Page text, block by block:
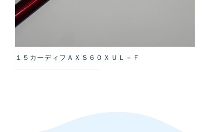
１５カーディフＡＸＳ６０ＸＵＬ－Ｆ